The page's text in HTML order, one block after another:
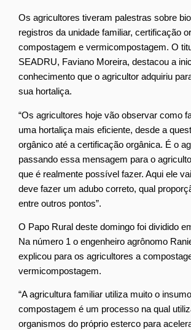
Os agricultores tiveram palestras sobre
registros da unidade familiar, certificação
compostagem e vermicompostagem. O
SEADRU, Faviano Moreira, destacou a
conhecimento que o agricultor adquiriu
sua hortaliça.
“Os agricultores hoje vão observar como
uma hortaliça mais eficiente, desde a
orgânico até a certificação orgânica. É o
passando essa mensagem para o
que é realmente possível fazer. Aqui ele
deve fazer um adubo correto, qual
entre outros pontos”.
O Papo Rural deste domingo foi dividido
Na número 1 o engenheiro agrônomo
explicou para os agricultores a
vermicompostagem.
“A agricultura familiar utiliza muito o
compostagem é um processo na qual
organismos do próprio esterco para